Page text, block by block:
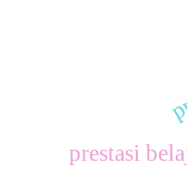
prestasi